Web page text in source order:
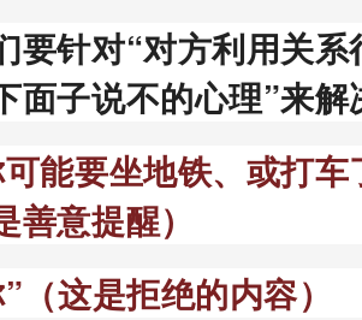
要针对“对方利用关
子说不的心理”来解
能要坐地铁、或打
意提醒）
这是拒绝的内容）